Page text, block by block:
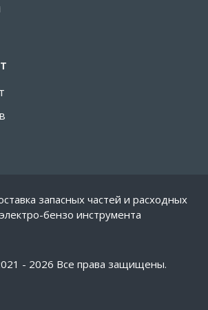
запасных частей и расходных
бензо инструмента
- 2026 Все права защищены.